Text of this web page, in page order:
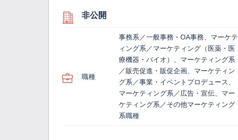
非公開
職種
事務系／一般事務・OA事務、マーケテ
ィング系／マーケティング（医薬・医
療機器・バイオ）、マーケティング系
／販売促進・販促企画、マーケティン
グ系／事業・イベントプロデュース、
マーケティング系／広告・宣伝、マー
ケティング系／その他マーケティング
系職種